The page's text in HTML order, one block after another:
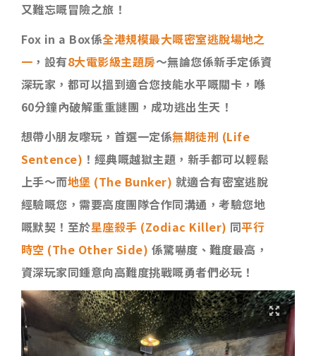
又難忘嘅冒險之旅！
Fox in a Box係全港規模最大嘅密室逃脫場地之
一 ，設有8大電影級主題房～無論您係新手定係資
深玩家，都可以搵到適合您技能水平嘅關卡，喺
60分鐘內破解重重謎團，成功逃出生天！
想帶小朋友嚟玩，首選一定係無期徒刑 (Life
Sentence) ！經典嘅越獄主題，新手都可以輕鬆
上手～而地堡 (The Bunker) 就適合有密室逃脫
經驗嘅您，需要高度團隊合作同溝通，考驗您地
嘅默契！至於星座殺手 (Zodiac Killer) 同平行
時空 (The Other Side) 係驚嚇度、難度最高，
資深玩家同鍾意向高難度挑戰嘅勇者們必玩！